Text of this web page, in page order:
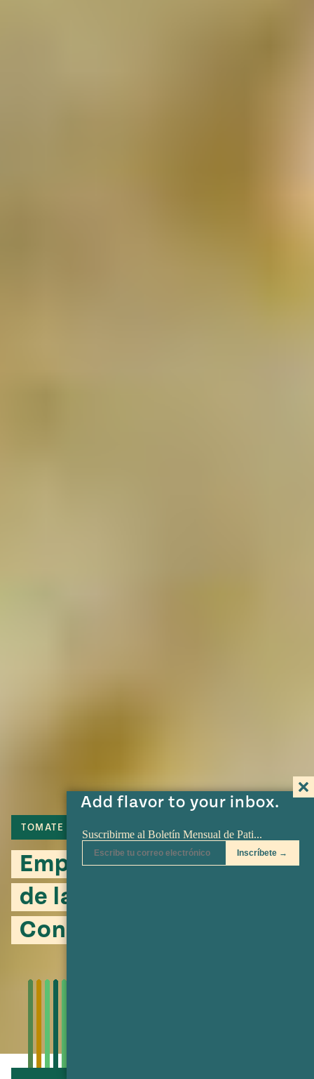
Add flavor to your inbox.
TOMATE PUERCO
Empanadas de picadillo
de la Inmaculada
Concepción